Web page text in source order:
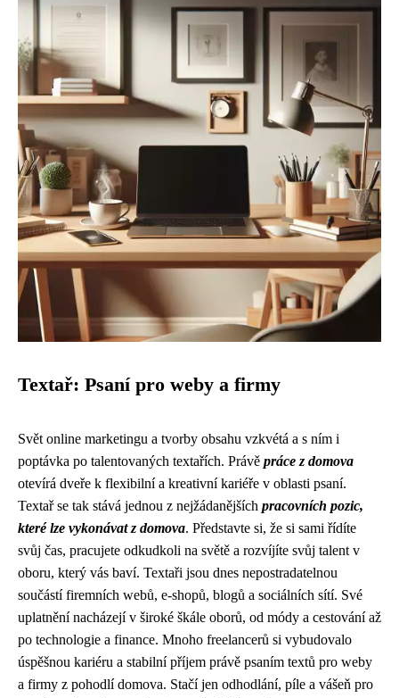
Textař: Psaní pro weby a firmy
Svět online marketingu a tvorby obsahu vzkvétá a s ním i
poptávka po talentovaných textařích. Právě práce z domova
otevírá dveře k flexibilní a kreativní kariéře v oblasti psaní.
Textař se tak stává jednou z nejžádanějších pracovních pozic,
které lze vykonávat z domova. Představte si, že si sami řídíte
svůj čas, pracujete odkudkoli na světě a rozvíjíte svůj talent v
oboru, který vás baví. Textaři jsou dnes nepostradatelnou
součástí firemních webů, e-shopů, blogů a sociálních sítí. Své
uplatnění nacházejí v široké škále oborů, od módy a cestování až
po technologie a finance. Mnoho freelancerů si vybudovalo
úspěšnou kariéru a stabilní příjem právě psaním textů pro weby
a firmy z pohodlí domova. Stačí jen odhodlání, píle a vášeň pro